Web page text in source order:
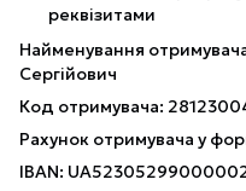
реквізитами
Найменування
Сергійович
Код отримувача:
Рахунок отримувача у
IBAN: